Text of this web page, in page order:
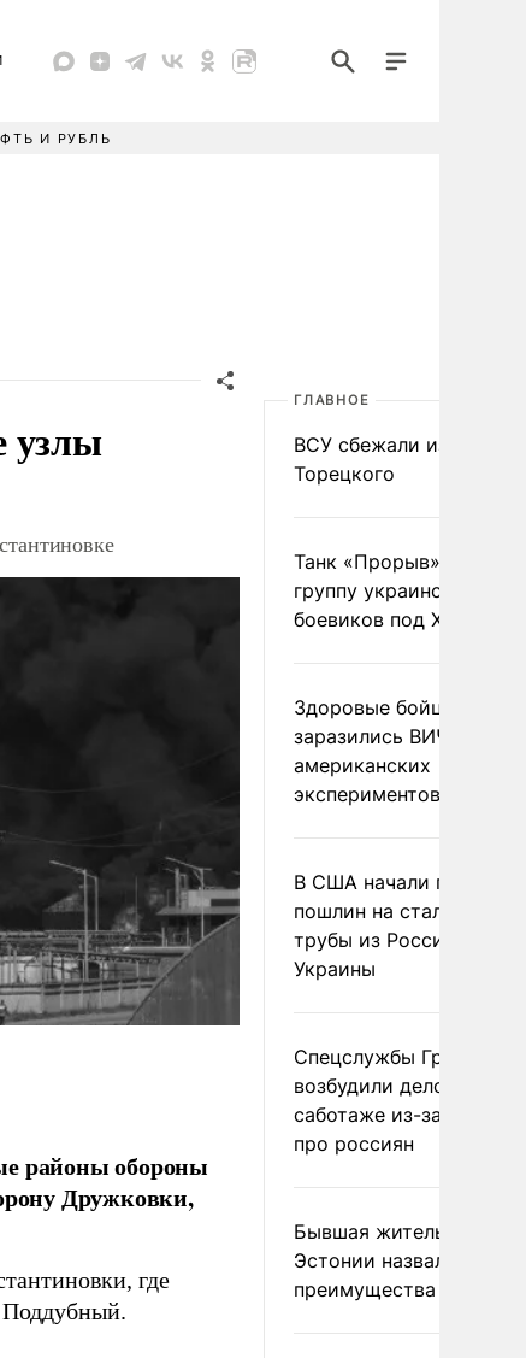
И РУБЛЬ
узлы
районы обороны
Дружковки,
где
Поддубный.
ГЛАВНОЕ
ВСУ сбежали из
Торецкого
Танк «Прорыв»
группу украинских
боевиков под
Здоровые бойцы ВСУ
заразились ВИЧ после
американских
экспериментов
В США начали
пошлин на стальные
трубы из России и с
Украины
Спецслужбы Грузии
возбудили дело о
саботаже из-за фейков
про россиян
Бывшая жительница
Эстонии назвала
преимущества России